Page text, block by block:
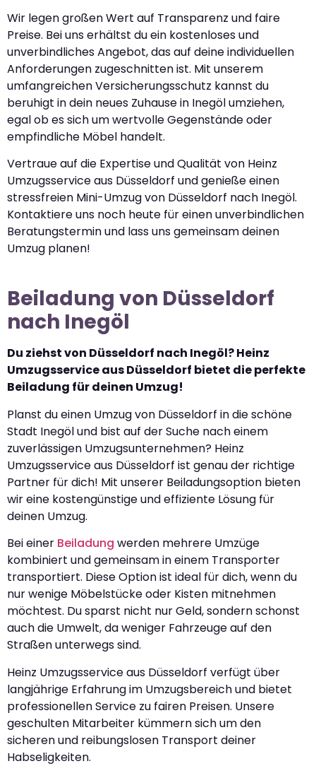
Wir legen großen Wert auf Transparenz und faire
Preise. Bei uns erhältst du ein kostenloses und
unverbindliches Angebot, das auf deine individuellen
Anforderungen zugeschnitten ist. Mit unserem
umfangreichen Versicherungsschutz kannst du
beruhigt in dein neues Zuhause in Inegöl umziehen,
egal ob es sich um wertvolle Gegenstände oder
empfindliche Möbel handelt.
Vertraue auf die Expertise und Qualität von Heinz
Umzugsservice aus Düsseldorf und genieße einen
stressfreien Mini-Umzug von Düsseldorf nach Inegöl.
Kontaktiere uns noch heute für einen unverbindlichen
Beratungstermin und lass uns gemeinsam deinen
Umzug planen!
Beiladung von Düsseldorf
nach Inegöl
Du ziehst von Düsseldorf nach Inegöl? Heinz
Umzugsservice aus Düsseldorf bietet die perfekte
Beiladung für deinen Umzug!
Planst du einen Umzug von Düsseldorf in die schöne
Stadt Inegöl und bist auf der Suche nach einem
zuverlässigen Umzugsunternehmen? Heinz
Umzugsservice aus Düsseldorf ist genau der richtige
Partner für dich! Mit unserer Beiladungsoption bieten
wir eine kostengünstige und effiziente Lösung für
deinen Umzug.
Bei einer Beiladung werden mehrere Umzüge
kombiniert und gemeinsam in einem Transporter
transportiert. Diese Option ist ideal für dich, wenn du
nur wenige Möbelstücke oder Kisten mitnehmen
möchtest. Du sparst nicht nur Geld, sondern schonst
auch die Umwelt, da weniger Fahrzeuge auf den
Straßen unterwegs sind.
Heinz Umzugsservice aus Düsseldorf verfügt über
langjährige Erfahrung im Umzugsbereich und bietet
professionellen Service zu fairen Preisen. Unsere
geschulten Mitarbeiter kümmern sich um den
sicheren und reibungslosen Transport deiner
Habseligkeiten.